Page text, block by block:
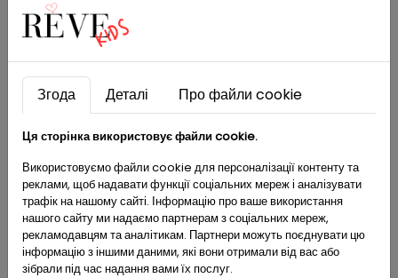
Згода Деталі Про файли cookie
Ця сторінка використовує файли cookie.
Використовуємо файли cookie для персоналізації контенту та
реклами, щоб надавати функції соціальних мереж і аналізувати
трафік на нашому сайті. Інформацію про ваше використання
нашого сайту ми надаємо партнерам з соціальних мереж,
рекламодавцям та аналітикам. Партнери можуть поєднувати цю
інформацію з іншими даними, які вони отримали від вас або
зібрали під час надання вами їх послуг.